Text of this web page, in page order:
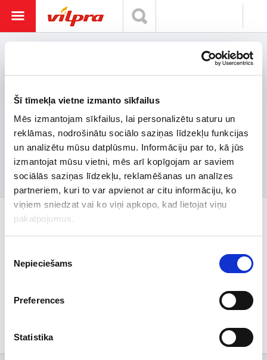
Šī tīmekļa vietne izmanto sīkfailus
Mēs izmantojam sīkfailus, lai personalizētu saturu un
reklāmas, nodrošinātu sociālo saziņas līdzekļu funkcijas
un analizētu mūsu datplūsmu. Informāciju par to, kā jūs
izmantojat mūsu vietni, mēs arī kopīgojam ar saviem
sociālās saziņas līdzekļu, reklamēšanas un analīzes
partneriem, kuri to var apvienot ar citu informāciju, ko
viņiem sniedzat vai ko viņi apkopo, kad lietojat viņu
pakalpojumus.
izvēle
Nepieciešams
Preferences
Statistika
Maksājuma metodes
Mēs piedāvājam divus apmaksas veidus:
Apmaksa piegādes brīdī
Bankas pārskaitījums
Preču kategorijas